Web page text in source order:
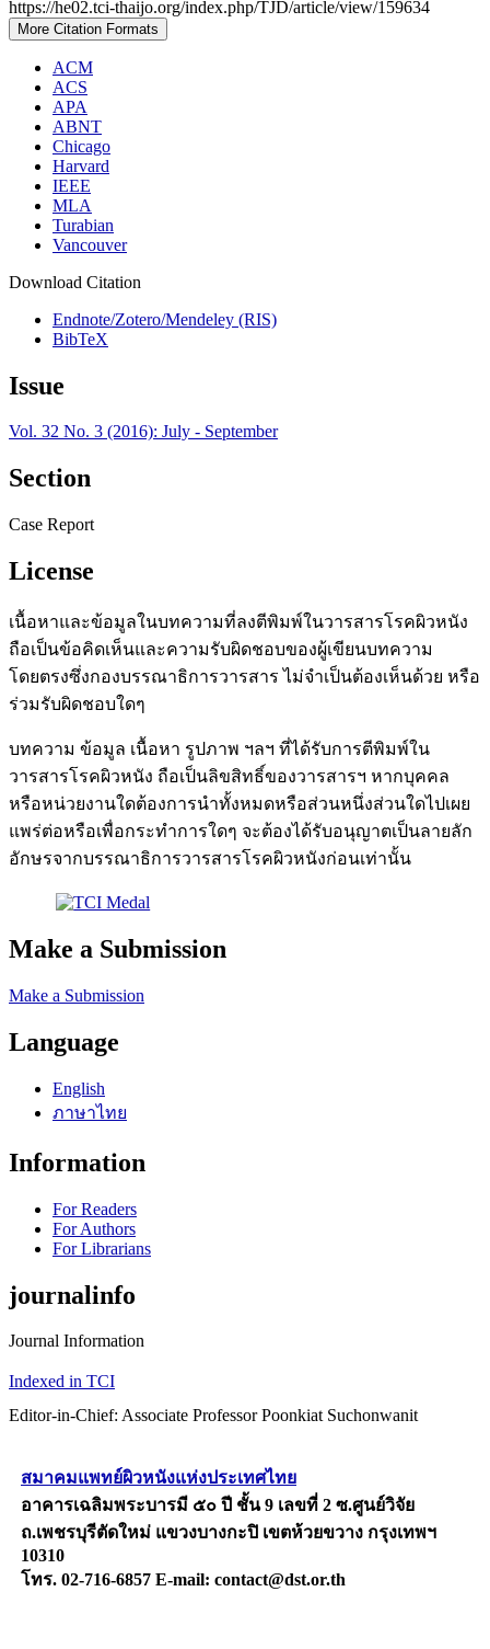
https://he02.tci-thaijo.org/index.php/TJD/article/view/159634
More Citation Formats
ACM
ACS
APA
ABNT
Chicago
Harvard
IEEE
MLA
Turabian
Vancouver
Download Citation
Endnote/Zotero/Mendeley (RIS)
BibTeX
Issue
Vol. 32 No. 3 (2016): July - September
Section
Case Report
License
เนื้อหาและข้อมูลในบทความที่ลงตีพิมพ์ในวารสารโรคผิวหนัง
ถือเป็นข้อคิดเห็นและความรับผิดชอบของผู้เขียนบทความ
โดยตรงซึ่งกองบรรณาธิการวารสาร ไม่จำเป็นต้องเห็นด้วย หรือ
ร่วมรับผิดชอบใดๆ
บทความ ข้อมูล เนื้อหา รูปภาพ ฯลฯ ที่ได้รับการตีพิมพ์ใน
วารสารโรคผิวหนัง ถือเป็นลิขสิทธิ์ของวารสารฯ หากบุคคล
หรือหน่วยงานใดต้องการนำทั้งหมดหรือส่วนหนึ่งส่วนใดไปเผย
แพร่ต่อหรือเพื่อกระทำการใดๆ จะต้องได้รับอนุญาตเป็นลายลัก
อักษรจากบรรณาธิการวารสารโรคผิวหนังก่อนเท่านั้น
Make a Submission
Make a Submission
Language
English
ภาษาไทย
Information
For Readers
For Authors
For Librarians
journalinfo
Journal Information
Indexed in TCI
Editor-in-Chief: Associate Professor Poonkiat Suchonwanit
สมาคมแพทย์ผิวหนังแห่งประเทศไทย
อาคารเฉลิมพระบารมี ๕๐ ปี ชั้น 9 เลขที่ 2 ซ.ศูนย์วิจัย
ถ.เพชรบุรีตัดใหม่ แขวงบางกะปิ เขตห้วยขวาง กรุงเทพฯ
10310
โทร. 02-716-6857 E-mail: contact@dst.or.th